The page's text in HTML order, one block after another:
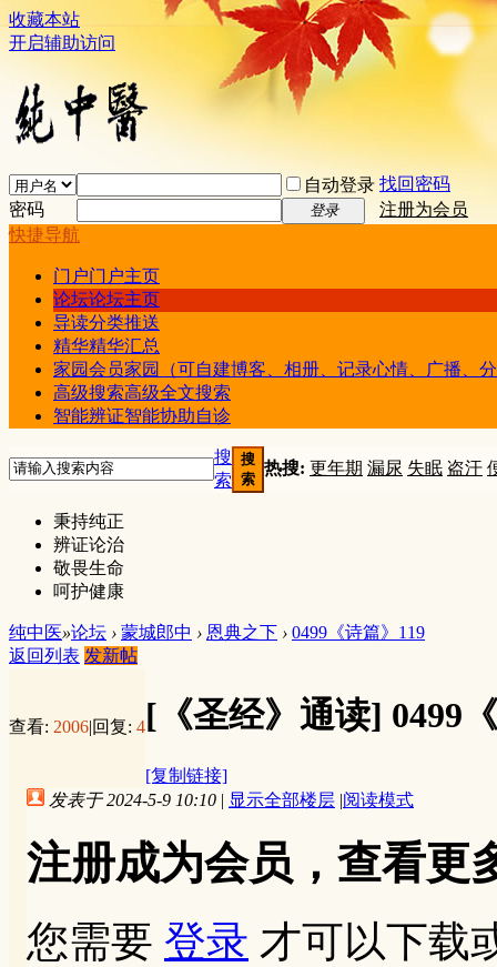
收藏本站
开启辅助访问
自动登录 找回密码
密码
登录
注册为会员
快捷导航
门户门户主页
论坛论坛主页
导读分类推送
精华精华汇总
家园会员家园（可自建博客、相册、记录心情、广播、
高级搜索高级全文搜索
智能辨证智能协助自诊
搜
索
搜
索
热搜: 更年期 漏尿 失眠 盗汗
秉持纯正
辨证论治
敬畏生命
呵护健康
纯中医»论坛 › 蒙城郎中 › 恩典之下 › 0499《诗篇》119
返回列表 发新帖
查看: 2006|回复: 4[《圣经》通读] 0499
[复制链接]
发表于 2024-5-9 10:10 | 显示全部楼层 |阅读模式
注册成为会员，查看更
您需要 登录 才可以下载